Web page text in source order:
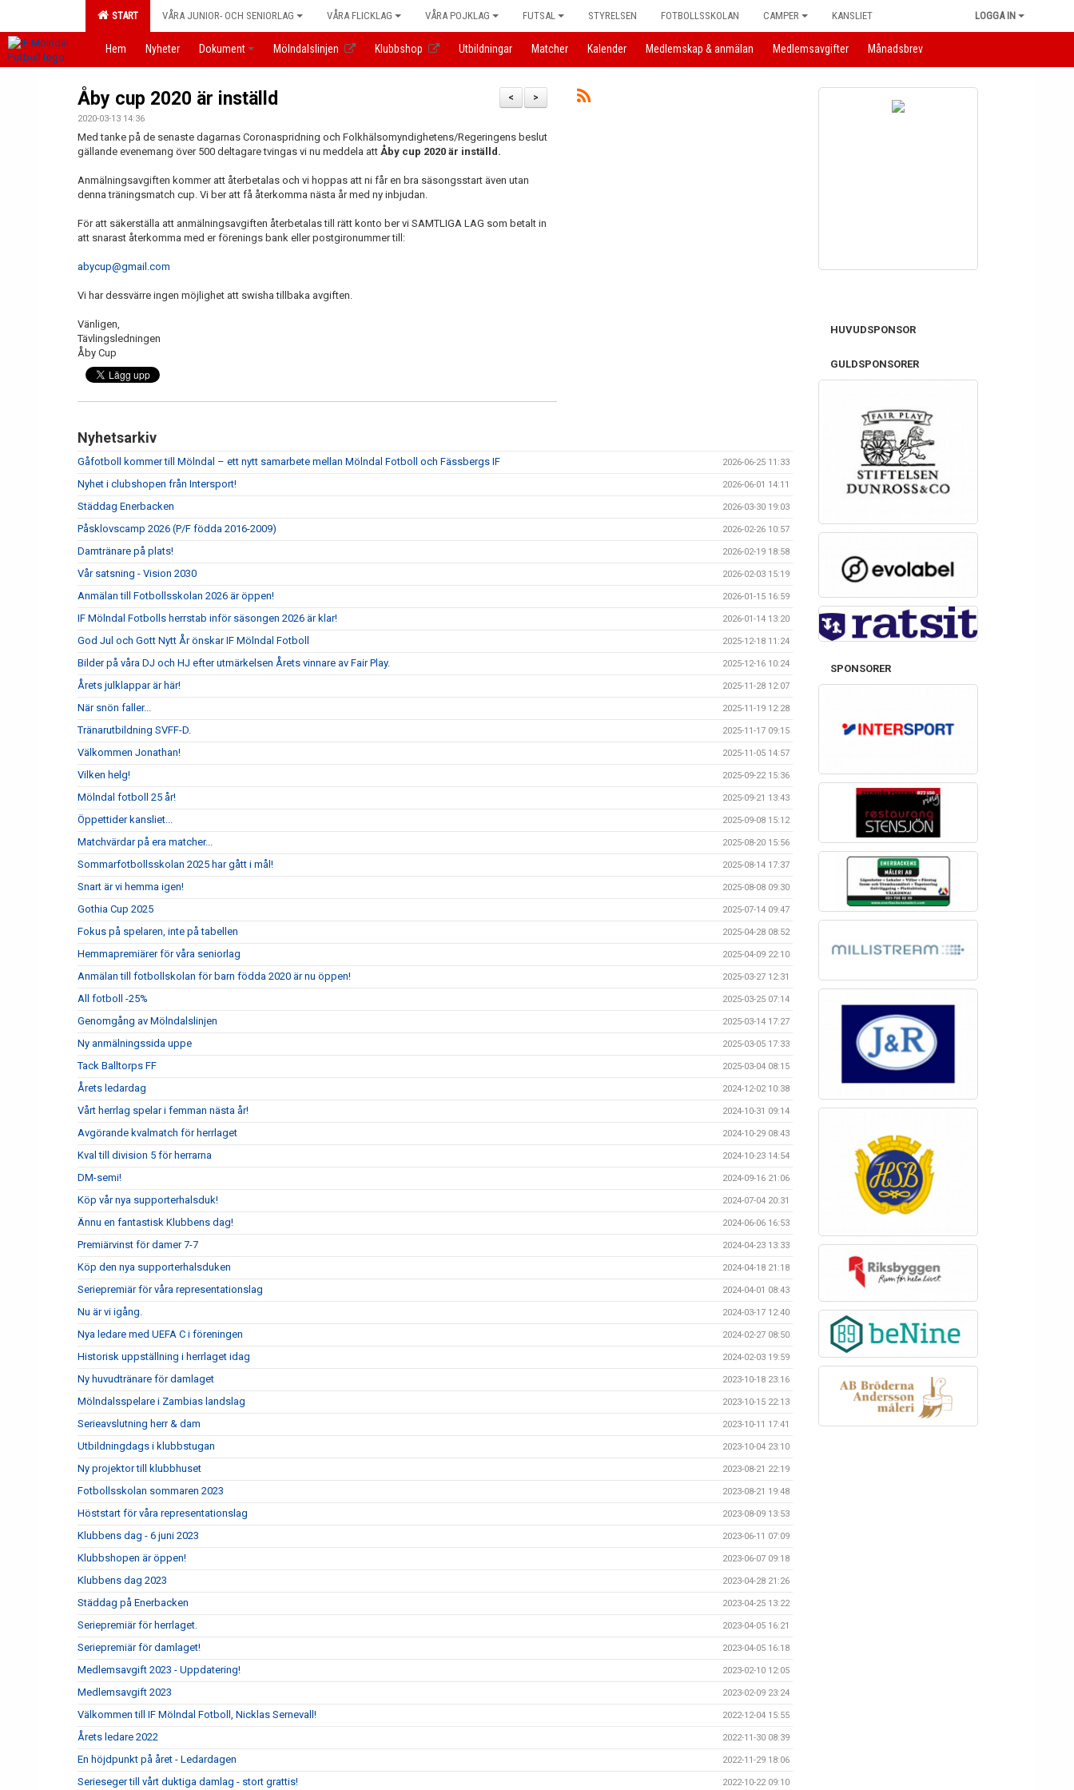
START VÅRA JUNIOR- OCH SENIORLAG VÅRA FLICKLAG VÅRA POJKLAG FUTSAL STYRELSEN FOTBOLLSSKOLAN CAMPER KANSLIET LOGGA IN
Hem Nyheter Dokument Mölndalslinjen Klubbshop Utbildningar Matcher Kalender Medlemskap & anmälan Medlemsavgifter Månadsbrev
>
<
Åby cup 2020 är inställd
2020-03-13 14:36
Med tanke på de senaste dagarnas Coronaspridning och Folkhälsomyndighetens/Regeringens beslut
gällande evenemang över 500 deltagare tvingas vi nu meddela att Åby cup 2020 är inställd.
Anmälningsavgiften kommer att återbetalas och vi hoppas att ni får en bra säsongsstart även utan
denna träningsmatch cup. Vi ber att få återkomma nästa år med ny inbjudan.
För att säkerställa att anmälningsavgiften återbetalas till rätt konto ber vi SAMTLIGA LAG som betalt in
att snarast återkomma med er förenings bank eller postgironummer till:
abycup@gmail.com
Vi har dessvärre ingen möjlighet att swisha tillbaka avgiften.
Vänligen,
Tävlingsledningen
Åby Cup
Nyhetsarkiv
Gåfotboll kommer till Mölndal – ett nytt samarbete mellan Mölndal Fotboll och Fässbergs IF 2026-06-25 11:33
Nyhet i clubshopen från Intersport! 2026-06-01 14:11
Städdag Enerbacken 2026-03-30 19:03
Påsklovscamp 2026 (P/F födda 2016-2009) 2026-02-26 10:57
Damtränare på plats! 2026-02-19 18:58
Vår satsning - Vision 2030 2026-02-03 15:19
Anmälan till Fotbollsskolan 2026 är öppen! 2026-01-15 16:59
IF Mölndal Fotbolls herrstab inför säsongen 2026 är klar! 2026-01-14 13:20
God Jul och Gott Nytt År önskar IF Mölndal Fotboll 2025-12-18 11:24
Bilder på våra DJ och HJ efter utmärkelsen Årets vinnare av Fair Play. 2025-12-16 10:24
Årets julklappar är här! 2025-11-28 12:07
När snön faller... 2025-11-19 12:28
Tränarutbildning SVFF-D. 2025-11-17 09:15
Välkommen Jonathan! 2025-11-05 14:57
Vilken helg! 2025-09-22 15:36
Mölndal fotboll 25 år! 2025-09-21 13:43
Öppettider kansliet... 2025-09-08 15:12
Matchvärdar på era matcher... 2025-08-20 15:56
Sommarfotbollsskolan 2025 har gått i mål! 2025-08-14 17:37
Snart är vi hemma igen! 2025-08-08 09:30
Gothia Cup 2025 2025-07-14 09:47
Fokus på spelaren, inte på tabellen 2025-04-28 08:52
Hemmapremiärer för våra seniorlag 2025-04-09 22:10
Anmälan till fotbollskolan för barn födda 2020 är nu öppen! 2025-03-27 12:31
All fotboll -25% 2025-03-25 07:14
Genomgång av Mölndalslinjen 2025-03-14 17:27
Ny anmälningssida uppe 2025-03-05 17:33
Tack Balltorps FF 2025-03-04 08:15
Årets ledardag 2024-12-02 10:38
Vårt herrlag spelar i femman nästa år! 2024-10-31 09:14
Avgörande kvalmatch för herrlaget 2024-10-29 08:43
Kval till division 5 för herrarna 2024-10-23 14:54
DM-semi! 2024-09-16 21:06
Köp vår nya supporterhalsduk! 2024-07-04 20:31
Ännu en fantastisk Klubbens dag! 2024-06-06 16:53
Premiärvinst för damer 7-7 2024-04-23 13:33
Köp den nya supporterhalsduken 2024-04-18 21:18
Seriepremiär för våra representationslag 2024-04-01 08:43
Nu är vi igång. 2024-03-17 12:40
Nya ledare med UEFA C i föreningen 2024-02-27 08:50
Historisk uppställning i herrlaget idag 2024-02-03 19:59
Ny huvudtränare för damlaget 2023-10-18 23:16
Mölndalsspelare i Zambias landslag 2023-10-15 22:13
Serieavslutning herr & dam 2023-10-11 17:41
Utbildningdags i klubbstugan 2023-10-04 23:10
Ny projektor till klubbhuset 2023-08-21 22:19
Fotbollsskolan sommaren 2023 2023-08-21 19:48
Höststart för våra representationslag 2023-08-09 13:53
Klubbens dag - 6 juni 2023 2023-06-11 07:09
Klubbshopen är öppen! 2023-06-07 09:18
Klubbens dag 2023 2023-04-28 21:26
Städdag på Enerbacken 2023-04-25 13:22
Seriepremiär för herrlaget. 2023-04-05 16:21
Seriepremiär för damlaget! 2023-04-05 16:18
Medlemsavgift 2023 - Uppdatering! 2023-02-10 12:05
Medlemsavgift 2023 2023-02-09 23:24
Välkommen till IF Mölndal Fotboll, Nicklas Sernevall! 2022-12-04 15:55
Årets ledare 2022 2022-11-30 08:39
En höjdpunkt på året - Ledardagen 2022-11-29 18:06
Serieseger till vårt duktiga damlag - stort grattis! 2022-10-22 09:10
HUVUDSPONSOR
GULDSPONSORER
SPONSORER